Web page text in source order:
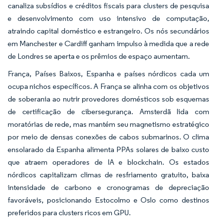
canaliza subsídios e créditos fiscais para clusters de pesquisa
e desenvolvimento com uso intensivo de computação,
atraindo capital doméstico e estrangeiro. Os nós secundários
em Manchester e Cardiff ganham impulso à medida que a rede
de Londres se aperta e os prêmios de espaço aumentam.
França, Países Baixos, Espanha e países nórdicos cada um
ocupa nichos específicos. A França se alinha com os objetivos
de soberania ao nutrir provedores domésticos sob esquemas
de certificação de cibersegurança. Amsterdã lida com
moratórias de rede, mas mantém seu magnetismo estratégico
por meio de densas conexões de cabos submarinos. O clima
ensolarado da Espanha alimenta PPAs solares de baixo custo
que atraem operadores de IA e blockchain. Os estados
nórdicos capitalizam climas de resfriamento gratuito, baixa
intensidade de carbono e cronogramas de depreciação
favoráveis, posicionando Estocolmo e Oslo como destinos
preferidos para clusters ricos em GPU.